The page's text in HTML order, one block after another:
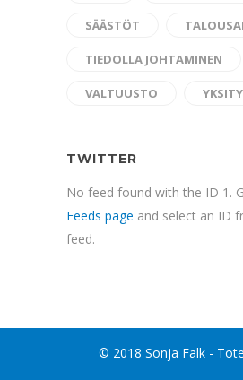
SÄÄSTÖT
TIEDOLLA JOHTAMINEN
VALTUUSTO
TWITTER
No feed found with the ID 1.
Feeds page and select an ID
feed.
© 2018 Sonja Falk -